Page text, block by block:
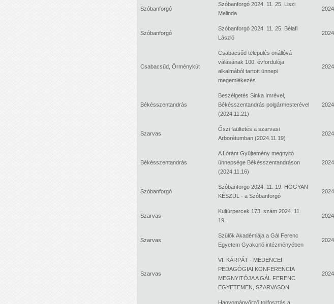
Szóbanforgó
Szóbanforgó 2024. 11. 25. Liszi
Melinda
Szóbanforgó
Szóbanforgó 2024. 11. 25. Bélafi
László
Csabacsűd, Örménykút
Csabacsűd település önállóvá
válásának 100. évfordulója
alkalmából tartott ünnepi
megemlékezés
Békésszentandrás
Beszélgetés Sinka Imrével,
Békésszentandrás polgármesterével
(2024.11.21)
Szarvas
Őszi faültetés a szarvasi
Arborétumban (2024.11.19)
Békésszentandrás
A Lóránt Gyűjtemény megnyitó
ünnepsége Békésszentandráson
(2024.11.16)
Szóbanforgó
Szóbanforgo 2024. 11. 19. HOGYAN
KÉSZÜL - a Szóbanforgó
Szarvas
Kultúrpercek 173. szám 2024. 11.
19.
Szarvas
Szülők Akadémiája a Gál Ferenc
Egyetem Gyakorló intézményében
Szarvas
VI. KÁRPÁT - MEDENCEI
PEDAGÓGIAI KONFERENCIA
MEGNYITÓJA A GÁL FERENC
EGYETEMEN, SZARVASON
Hagyományőrző tollfosztás a